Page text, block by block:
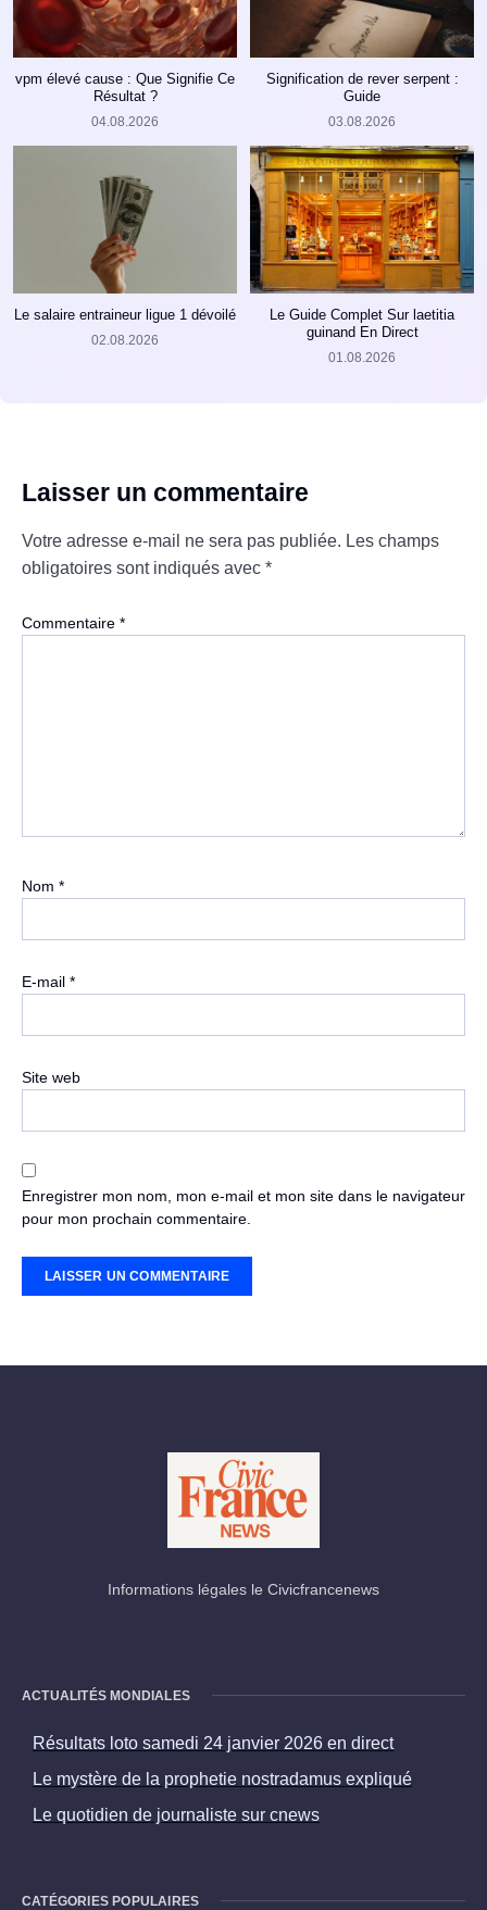
vpm élevé cause : Que Signifie Ce
Résultat ?
04.08.2026
Signification de rever serpent :
Guide
03.08.2026
Le salaire entraineur ligue 1 dévoilé
02.08.2026
Le Guide Complet Sur laetitia
guinand En Direct
01.08.2026
Laisser un commentaire
Votre adresse e-mail ne sera pas publiée. Les champs
obligatoires sont indiqués avec *
Commentaire *
Nom *
E-mail *
Site web
Enregistrer mon nom, mon e-mail et mon site dans le navigateur
pour mon prochain commentaire.
Informations légales le Civicfrancenews
ACTUALITÉS MONDIALES
Résultats loto samedi 24 janvier 2026 en direct
Le mystère de la prophetie nostradamus expliqué
Le quotidien de journaliste sur cnews
CATÉGORIES POPULAIRES